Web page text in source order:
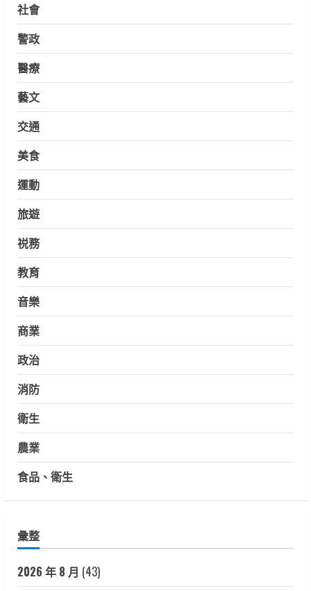
社會
警政
醫療
藝文
交通
美食
運動
旅遊
祱務
教育
音樂
商業
政治
消防
衛生
農業
食品、衛生
彙整
2026 年 8 月 (43)